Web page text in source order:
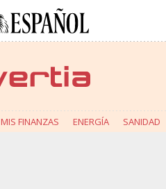
MIS FINANZAS ENERGÍA SANIDAD